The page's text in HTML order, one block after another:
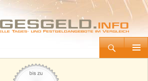
Tagesgeld.info – Tagesgeldkonten vergleichen und Tagesgeld-Zinsen berechnen